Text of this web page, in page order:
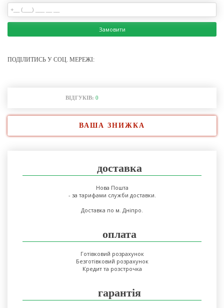
Замовити
ПОДІЛИТИСЬ У СОЦ. МЕРЕЖІ:
ВІДГУКІВ: 0
ВАША ЗНИЖКА
доставка
Нова Пошта
- за тарифами служби доставки.
Доставка по м. Дніпро.
оплата
Готівковий розрахунок
Безготівковий розрахунок
Кредит та розстрочка
гарантія